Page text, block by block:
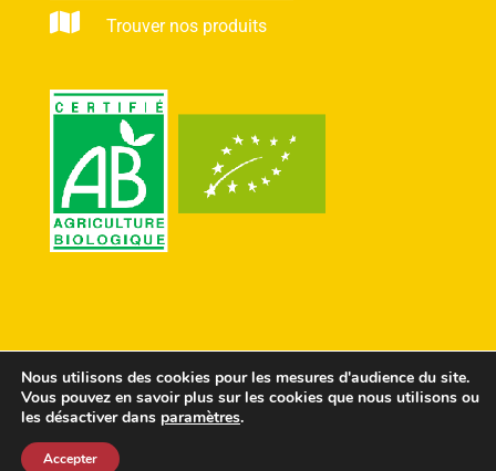
Trouver nos produits
Crédits & Politique de confidentialité
Nous utilisons des cookies pour les mesures d'audience du site.
Vous pouvez en savoir plus sur les cookies que nous utilisons ou
les désactiver dans paramètres.
Accepter